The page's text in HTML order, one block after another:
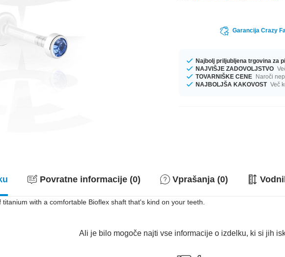
Garancija Crazy
Najbolj priljubljena trgovina za
NAJVIŠJE ZADOVOLJSTVO
TOVARNIŠKE CENE Naroči
NAJBOLJŠA KAKOVOST Več
Povratne informacije (0) Vprašanja (0)
with a comfortable Bioflex shaft that's kind on your teeth.
Ali je bilo mogoče najti vse informacije o izdelku, ki si jih